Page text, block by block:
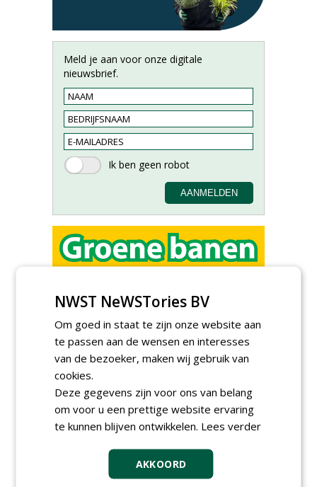
Meld je aan voor onze digitale
nieuwsbrief.
sportvelden & golfbanen bij
Vos Capelle
27-07-2026, Sprang-Capelle
Contractmanager
Oeverprogramma bij
Provincie Flevoland
Accountmanager Nederland
bij Dabekausen
15-07-2026, Nederweert
Projectcoördinator milieu en
saneringen JdB groep
NWST NeWSTories BV
Om goed in staat te zijn onze website aan
te passen aan de wensen en interesses
van de bezoeker, maken wij gebruik van
cookies.
Deze gegevens zijn voor ons van belang
om voor u een prettige website ervaring
te kunnen blijven ontwikkelen. Lees verder
AKKOORD